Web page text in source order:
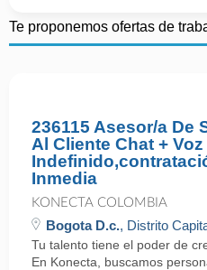
Te proponemos ofertas de
236115 Asesor/a De
Al Cliente Chat +
Inmedia
KONECTA COLOMBIA
Bogota D.c., Distrito
Tu talento tiene el poder de
En Konecta, buscamos